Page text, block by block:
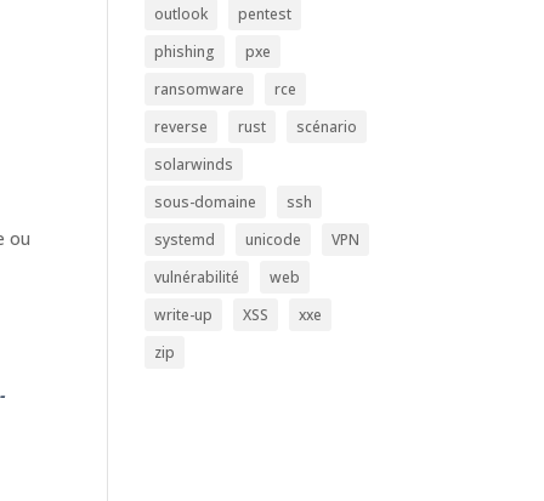
ou
outlook
pentest
phishing
pxe
ransomware
rce
reverse
rust
scénario
solarwinds
sous-domaine
ssh
systemd
unicode
VPN
vulnérabilité
web
write-up
XSS
xxe
zip